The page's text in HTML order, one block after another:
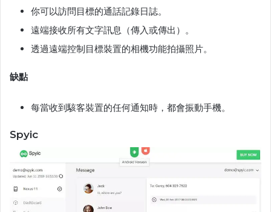
你可以訪問目標的通話記錄日誌。
遠端接收所有文字訊息（傳入或傳出）。
透過遠端控制目標裝置的相機功能拍攝照片。
缺點
每當收到駭客裝置的任何通知時，都會振動手機。
Spyic